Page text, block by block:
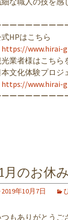
ーーーーーーーー
HPはこちら
https://www.hirai-
業者様はこちら
本文化体験プロジ
https://www.hirai-
ーーーーーーーー
月のお休
2019年10月7日
もありがとうご